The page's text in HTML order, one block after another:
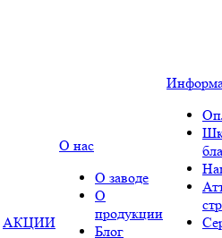
АКЦИИ
О нас
О заводе
О
продукции
Блог